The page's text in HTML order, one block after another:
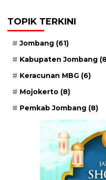
TOPIK TERKINI
Jombang (61)
Kabupaten Jombang
Keracunan MBG (6)
Mojokerto (8)
Pemkab Jombang (8)